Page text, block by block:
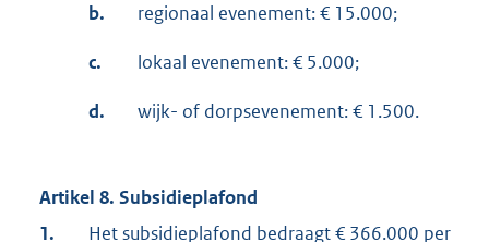
b. regionaal evenement: € 15.000;
c. lokaal evenement: € 5.000;
d. wijk- of dorpsevenement: € 1.500.
Artikel 8. Subsidieplafond
1.
Het subsidieplafond bedraagt € 366.000 per